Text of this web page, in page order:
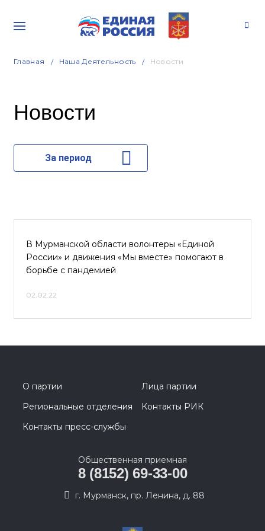
Главная Наша Деятельность Новости
Новости
За период
В Мурманской области волонтеры «Единой
России» и движения «Мы вместе» помогают в
борьбе с пандемией
02.02.22
О партии
Лица партии
Региональные отделения
Контакты РИК
Контакты пресс-службы
Общественная приемная
8 (8152) 69-33-00
г. Мурманск, пр. Ленина, д. 88